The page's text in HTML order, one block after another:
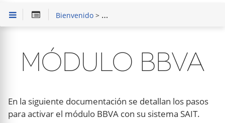
Bienvenido> Módulo Especiales SAIT
MÓDULO BBVA
En la siguiente documentación se detallan los pasos
para activar el módulo BBVA con su sistema SAIT.